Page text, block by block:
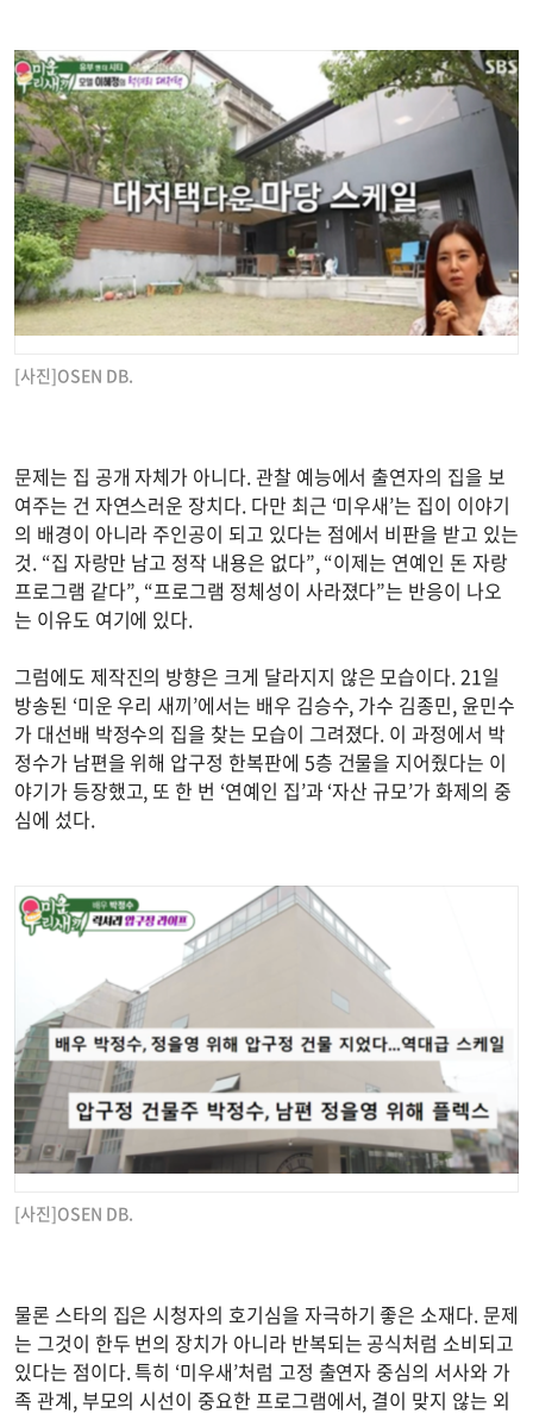
[사진]OSEN DB.
문제는 집 공개 자체가 아니다. 관찰 예능에서 출연자의 집을 보
여주는 건 자연스러운 장치다. 다만 최근 ‘미우새’는 집이 이야기
의 배경이 아니라 주인공이 되고 있다는 점에서 비판을 받고 있는
것. “집 자랑만 남고 정작 내용은 없다”, “이제는 연예인 돈 자랑
프로그램 같다”, “프로그램 정체성이 사라졌다”는 반응이 나오
는 이유도 여기에 있다.
그럼에도 제작진의 방향은 크게 달라지지 않은 모습이다. 21일
방송된 ‘미운 우리 새끼’에서는 배우 김승수, 가수 김종민, 윤민수
가 대선배 박정수의 집을 찾는 모습이 그려졌다. 이 과정에서 박
정수가 남편을 위해 압구정 한복판에 5층 건물을 지어줬다는 이
야기가 등장했고, 또 한 번 ‘연예인 집’과 ‘자산 규모’가 화제의 중
심에 섰다.
[사진]OSEN DB.
물론 스타의 집은 시청자의 호기심을 자극하기 좋은 소재다. 문제
는 그것이 한두 번의 장치가 아니라 반복되는 공식처럼 소비되고
있다는 점이다. 특히 ‘미우새’처럼 고정 출연자 중심의 서사와 가
족 관계, 부모의 시선이 중요한 프로그램에서, 결이 맞지 않는 외